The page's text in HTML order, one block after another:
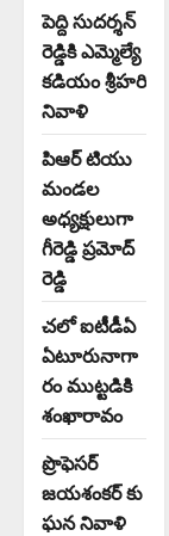
పెద్ది సుదర్శన్
రెడ్డికి ఎమ్మెల్యే
కడియం శ్రీహరి
నివాళి
పిఆర్ టియు
మండల
అధ్యక్షులుగా
గీరెడ్డి ప్రమోద్
రెడ్డి
చలో ఐటీడీఏ
ఏటూరునాగా
రం ముట్టడికి
శంఖారావం
ప్రొఫెసర్
జయశంకర్ కు
ఘన నివాళి